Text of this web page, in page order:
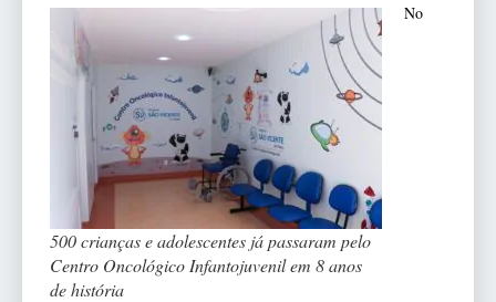
500 crianças e adolescentes já passaram pelo
Centro Oncológico Infantojuvenil em 8 anos
de história
No